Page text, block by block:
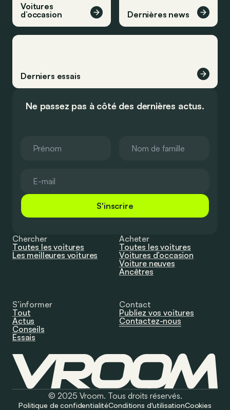
Voitures
d’occasion
Dernières news
Derniers essais
Ne passez pas à côté des dernières actus.
S'inscrire
Chercher
Toutes les voitures
Les meilleures voitures
Acheter
Toutes les voitures
Voitures d’occasion
Voiture neuves
Ancêtres
S’informer
Tout
Actus
Conseils
Essais
Contact
Publiez vos voitures
Contactez-nous
© 2025 Vroom. Tous droits réservés.
Politique de confidentialitéConditions d'utilisationCookies